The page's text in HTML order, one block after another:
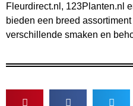
Fleurdirect.nl, 123Planten.nl
bieden een breed
verschillende smaken en